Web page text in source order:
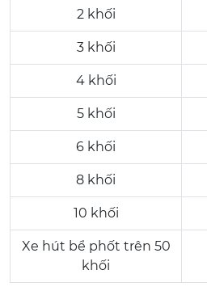
2 khối
3 khối
4 khối
5 khối
6 khối
8 khối
10 khối
Xe hút bể phốt trên 50
khối